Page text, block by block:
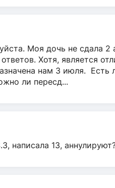
Моя дочь не сдала 2
Хотя, является
нам 3 июля. Есть
ли пересд...
написала 13,